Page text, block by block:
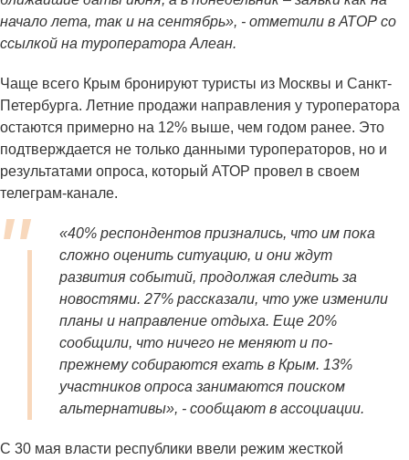
начало лета, так и на сентябрь», - отметили в АТОР со
ссылкой на туроператора Алеан.
Чаще всего Крым бронируют туристы из Москвы и Санкт-
Петербурга. Летние продажи направления у туроператора
остаются примерно на 12% выше, чем годом ранее. Это
подтверждается не только данными туроператоров, но и
результатами опроса, который АТОР провел в своем
телеграм-канале.
«40% респондентов признались, что им пока
сложно оценить ситуацию, и они ждут
развития событий, продолжая следить за
новостями. 27% рассказали, что уже изменили
планы и направление отдыха. Еще 20%
сообщили, что ничего не меняют и по-
прежнему собираются ехать в Крым. 13%
участников опроса занимаются поиском
альтернативы», - сообщают в ассоциации.
С 30 мая власти республики ввели режим жесткой